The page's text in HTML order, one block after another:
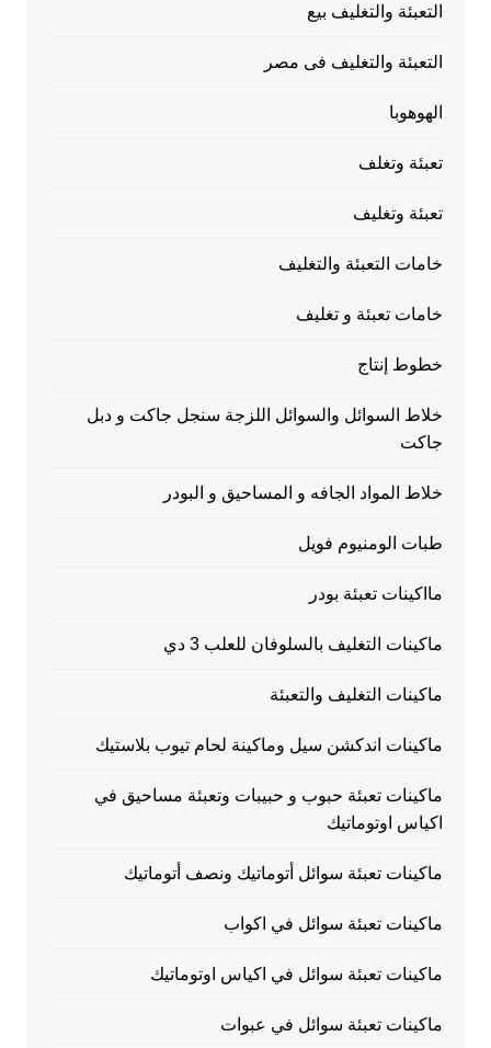
التعبئة والتغليف بيع
التعبئة والتغليف فى مصر
الهوهوبا
تعبئة وتغلف
تعبئة وتغليف
خامات التعبئة والتغليف
خامات تعبئة و تغليف
خطوط إنتاج
خلاط السوائل والسوائل اللزجة سنجل جاكت و دبل
جاكت
خلاط المواد الجافه و المساحيق و البودر
طبات الومنيوم فويل
مااكينات تعبئة بودر
ماكينات التغليف بالسلوفان للعلب 3 دي
ماكينات التغليف والتعبئة
ماكينات اندكشن سيل وماكينة لحام تيوب بلاستيك
ماكينات تعبئة حبوب و حبيبات وتعبئة مساحيق في
اكياس اوتوماتيك
ماكينات تعبئة سوائل أتوماتيك ونصف أتوماتيك
ماكينات تعبئة سوائل في اكواب
ماكينات تعبئة سوائل في اكياس اوتوماتيك
ماكينات تعبئة سوائل في عبوات